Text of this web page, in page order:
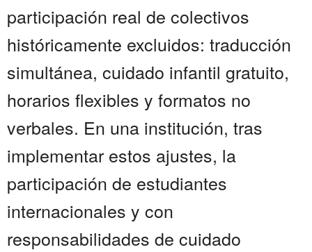
participación real de colectivos
históricamente excluidos: traducción
simultánea, cuidado infantil gratuito,
horarios flexibles y formatos no
verbales. En una institución, tras
implementar estos ajustes, la
participación de estudiantes
internacionales y con
responsabilidades de cuidado